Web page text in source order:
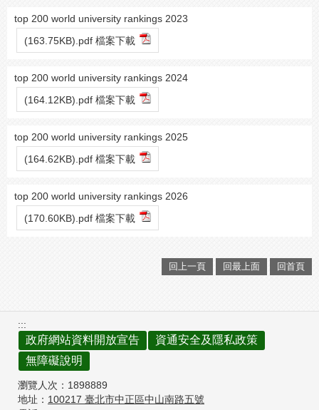
top 200 world university rankings 2023
(163.75KB).pdf 檔案下載
top 200 world university rankings 2024
(164.12KB).pdf 檔案下載
top 200 world university rankings 2025
(164.62KB).pdf 檔案下載
top 200 world university rankings 2026
(170.60KB).pdf 檔案下載
回上一頁 回最上面 回首頁
:::
政府網站資料開放宣告
資通安全及隱私政策
無障礙說明
瀏覽人次： 1898889
地址： 100217 臺北市中正區中山南路五號